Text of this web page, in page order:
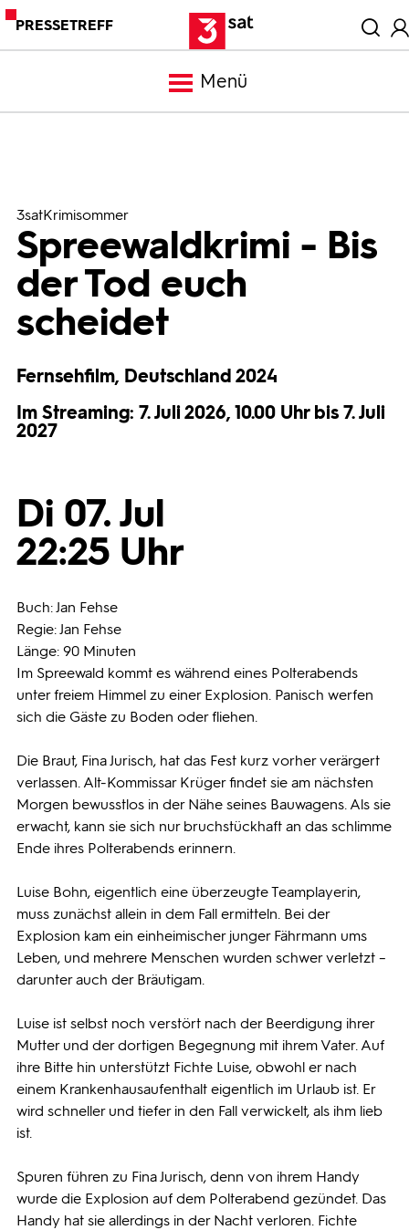
PRESSETREFF
Menü
Mediathek
Bilder
3satKrimisommer
Spreewaldkrimi - Bis
der Tod euch
scheidet
Fernsehfilm, Deutschland 2024
Im Streaming: 7. Juli 2026, 10.00 Uhr bis 7. Juli
2027
Di 07. Jul
22:25 Uhr
Buch: Jan Fehse
Regie: Jan Fehse
Länge: 90 Minuten
Im Spreewald kommt es während eines Polterabends
unter freiem Himmel zu einer Explosion. Panisch werfen
sich die Gäste zu Boden oder fliehen.
Die Braut, Fina Jurisch, hat das Fest kurz vorher verärgert
verlassen. Alt-Kommissar Krüger findet sie am nächsten
Morgen bewusstlos in der Nähe seines Bauwagens. Als sie
erwacht, kann sie sich nur bruchstückhaft an das schlimme
Ende ihres Polterabends erinnern.
Luise Bohn, eigentlich eine überzeugte Teamplayerin,
muss zunächst allein in dem Fall ermitteln. Bei der
Explosion kam ein einheimischer junger Fährmann ums
Leben, und mehrere Menschen wurden schwer verletzt –
darunter auch der Bräutigam.
Luise ist selbst noch verstört nach der Beerdigung ihrer
Mutter und der dortigen Begegnung mit ihrem Vater. Auf
ihre Bitte hin unterstützt Fichte Luise, obwohl er nach
einem Krankenhausaufenthalt eigentlich im Urlaub ist. Er
wird schneller und tiefer in den Fall verwickelt, als ihm lieb
ist.
Spuren führen zu Fina Jurisch, denn von ihrem Handy
wurde die Explosion auf dem Polterabend gezündet. Das
Handy hat sie allerdings in der Nacht verloren. Fichte